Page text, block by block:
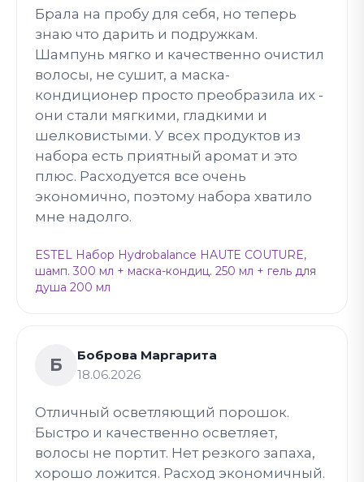
Брала на пробу для себя, но теперь
знаю что дарить и подружкам.
Шампунь мягко и качественно очистил
волосы, не сушит, а маска-
кондиционер просто преобразила их -
они стали мягкими, гладкими и
шелковистыми. У всех продуктов из
набора есть приятный аромат и это
плюс. Расходуется все очень
экономично, поэтому набора хватило
мне надолго.
ESTEL Набор Hydrobalance HAUTE COUTURE,
шамп. 300 мл + маска-кондиц. 250 мл + гель для
душа 200 мл
Б
Боброва Маргарита
18.06.2026
Отличный осветляющий порошок.
Быстро и качественно осветляет,
волосы не портит. Нет резкого запаха,
хорошо ложится. Расход экономичный.